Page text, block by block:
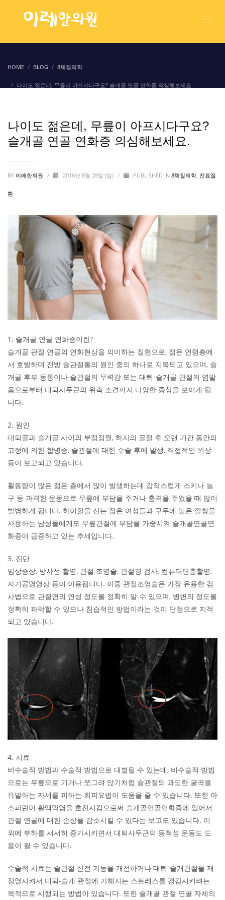
HOME BLOG 8체질의학
나이도 젊은데, 무릎이 아프시다구요? 슬개골 연골 연화증 의심해보세요.
나이도 젊은데, 무릎이 아프시다구요?
슬개골 연골 연화증 의심해보세요.
BY 이레한의원 / 2016년 8월 28일 (일) / PUBLISHED IN 8체질의학, 진료질
환
1. 슬개골 연골 연화증이란?
슬개골 관절 연골의 연화현상을 의미하는 질환으로, 젊은 연령층에
서 호발하며 전방 슬관절통의 원인 중의 하나로 지목되고 있으며, 슬
개골 후부 동통이나 슬관절의 무력감 또는 대퇴-슬개골 관절의 염발
음으로부터 대퇴사두근의 위축 소견까지 다양한 증상을 보이게 됩
니다.
2. 원인
대퇴골과 슬개골 사이의 부정정렬, 하지의 골절 후 오랜 기간 동안의
고정에 의한 합병증, 슬관절에 대한 수술 후에 발생, 직접적인 외상
등이 보고되고 있습니다.
활동량이 많은 젊은 층에서 많이 발생하는데 갑작스럽게 스키나 농
구 등 과격한 운동으로 무릎에 부담을 주거나 충격을 주었을 때 많이
발병하게 됩니다. 하이힐을 신는 젊은 여성들과 구두에 높은 깔창을
사용하는 남성들에게도 무릎관절에 부담을 가중시켜 슬개골연골연
화증이 급증하고 있는 추세입니다.
3. 진단
임상증상, 방사선 촬영, 관절 조영술, 관절경 검사, 컴퓨터단층촬영,
자기공명영상 등이 이용됩니다. 이중 관절조영술은 가장 유용한 검
사법으로 관절면의 연성 정도를 정확히 알 수 있으며, 병변의 정도를
정확히 파악할 수 있으나 침습적인 방법이라는 것이 단점으로 지적
되고 있습니다.
4. 치료
비수술적 방법과 수술적 방법으로 대별될 수 있는데, 비수술적 방법
으로는 무릎으로 기거나 쪼그려 앉기처럼 슬관절의 과도한 굴곡을
유발하는 자세를 피하는 회피요법이 도움을 줄 수 있습니다. 또한 아
스피린이 활액막염을 호전시킴으로써 슬개골연골연화증에 있어서
관절 연골에 대한 손상을 감소시킬 수 있다는 보고도 있습니다. 이
외에 부하를 서서히 증가시키면서 대퇴사두근의 등척성 운동도 도
움이 될 수 있습니다.
​수술적 치료는 슬관절 신전 기능을 개선하거나 대퇴-슬개관절을 재
정열시켜서 대퇴-슬개 관절에 가해지는 스트레스를 경감시키려는
목적으로 시행되는 방법이 있습니다. 또한 슬개골 관절 연골 자체의